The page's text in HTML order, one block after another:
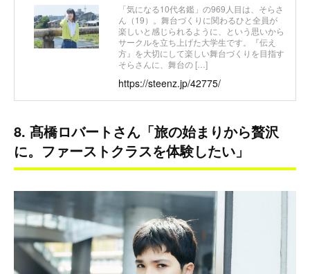
「気になる10代名鑑」の969人目は、そらさ
ん（19）。舞台づくりに関わるひと全員が
楽しいと感じられるように、という思いから
サークルを立ち上げた大学生です。『伝え
方』を大切にして楽しい舞台づくりを目指す
そらさんに、舞台の […]
https://steenz.jp/42775/
8. 髙橋ロバートさん「旅の始まりから贅沢
に。ファーストクラスを体験したい」